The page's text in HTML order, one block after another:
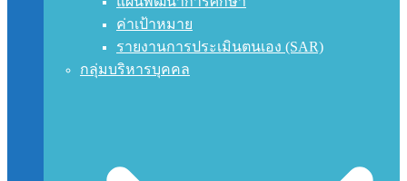
ค่าเป้าหมาย
รายงานการประเมินตนเอง (SAR)
กลุ่มบริหารบุคคล